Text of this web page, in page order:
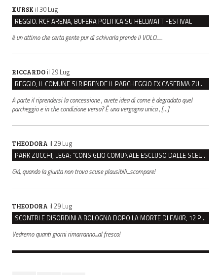
KURSK il 30 Lug
REGGIO. RCF ARENA, BUFERA POLITICA SU HELLWATT FESTIVAL
è un attimo che certa gente pur di schivarla prende il VOLO......
RICCARDO il 29 Lug
REGGIO, IL COMUNE SI RIPRENDE IL PARCHEGGIO EX CASERMA ZUCCHI PER 4,6 MILIONI
A parte il riprendersi la concessione , avete idea di come è degradato quel
parcheggio e in che condizione versa? È una vergogna unica , […]
THEODORA il 29 Lug
PARK ZUCCHI, LEGA: “CONSIGLIO COMUNALE ESCLUSO DALLE SCELTE, PRETENDIAMO TUTTI GLI ATTI”
Già, quando la giunta non trova scuse plausibili...scompare!
THEODORA il 29 Lug
SCONTRI E DISORDINI A BOLOGNA DOPO LA MORTE DI FAKIR, 12 PERSONE INDAGATE
Vedremo quanti giorni rimarranno...al fresco!